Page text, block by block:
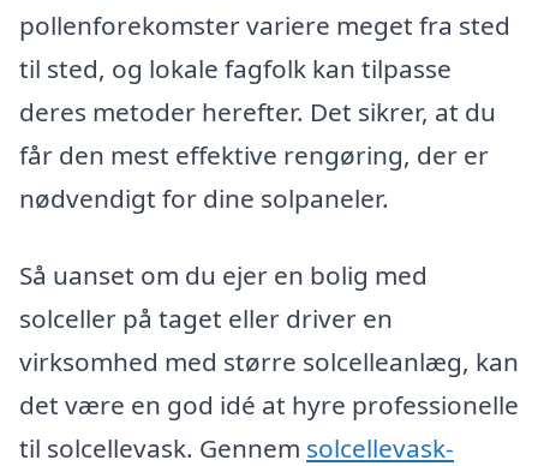
pollenforekomster variere meget fra sted
til sted, og lokale fagfolk kan tilpasse
deres metoder herefter. Det sikrer, at du
får den mest effektive rengøring, der er
nødvendigt for dine solpaneler.
Så uanset om du ejer en bolig med
solceller på taget eller driver en
virksomhed med større solcelleanlæg, kan
det være en god idé at hyre professionelle
til solcellevask. Gennem solcellevask-